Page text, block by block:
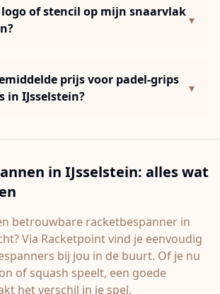
logo of stencil op mijn snaarvlak
▾
prijs voor padel-grips
in IJsselstein?
▾
in IJsselstein: alles wat
betrouwbare racketbespanner in
? Via Racketpoint vind je eenvoudig
bij jou in de buurt. Of je nu
of squash speelt, een goede
het verschil in je spel.